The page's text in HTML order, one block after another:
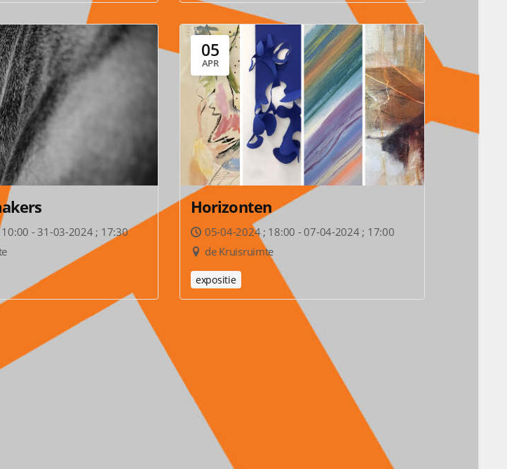
- 31-03-2024 ; 17:30
05
APR
Horizonten
05-04-2024 ; 18:00 - 07-04-2024 ; 17:00
de Kruisruimte
expositie